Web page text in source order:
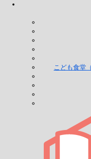
こども食堂